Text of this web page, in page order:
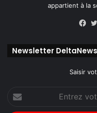
appartient à la
Newsletter DeltaNews
Saisir
votre